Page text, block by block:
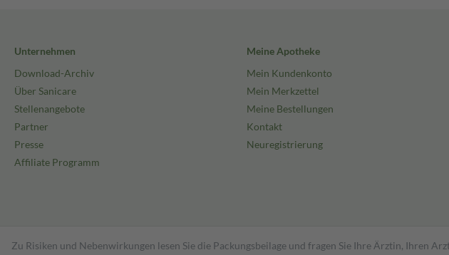
Unternehmen
Download-Archiv
Über Sanicare
Stellenangebote
Partner
Presse
Affiliate Programm
Meine Apotheke
Mein Kundenkonto
Mein Merkzettel
Meine Bestellungen
Kontakt
Neuregistrierung
Zu Risiken und Nebenwirkungen lesen Sie die Packungsbeilage und fragen Sie Ihre Ärztin, Ihren